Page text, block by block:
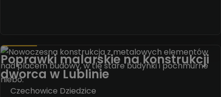
Poprawki malarskie na konstrukcji
dworca w Lublinie
Czechowice Dziedzice